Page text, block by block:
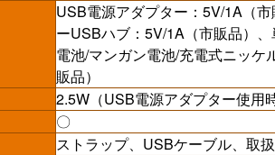
USB電源アダプター：5V/1A（
ーUSBハブ：5V/1A（市販品）
電池/マンガン電池/充電式ニッケ
販品）
2.5W（USB電源アダプター使用時
〇
ストラップ、USBケーブル、取